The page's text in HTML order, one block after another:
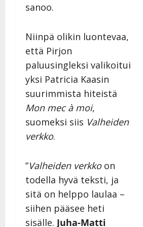
sanoo.
Niinpä olikin luontevaa,
että Pirjon
paluusingleksi valikoitui
yksi Patricia Kaasin
suurimmista hiteistä
Mon mec à moi,
suomeksi siis Valheiden
verkko.
”Valheiden verkkoon
todella hyvä teksti, ja
sitä on helppo laulaa –
siihen pääsee heti
sisälle. Juha-Matti